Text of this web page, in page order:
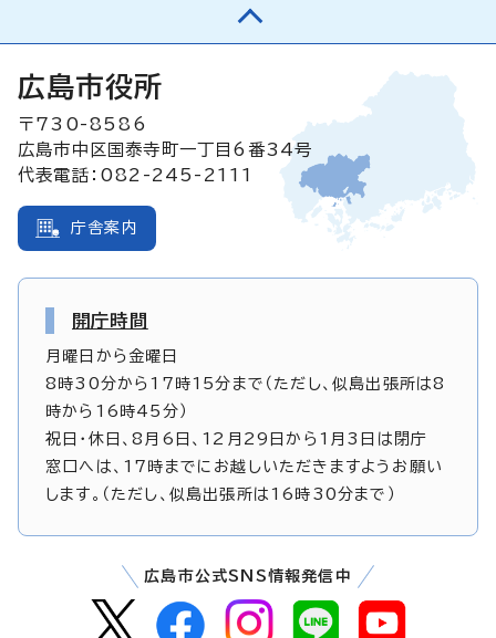
広島市役所
〒730-8586
広島市中区国泰寺町一丁目6番34号
代表電話：082-245-2111
庁舎案内
開庁時間
月曜日から金曜日
8時30分から17時15分まで（ただし、似島出張所は8
時から16時45分）
祝日・休日、8月6日、12月29日から1月3日は閉庁
窓口へは、17時までにお越しいただきますようお願い
します。（ただし、似島出張所は16時30分まで）
広島市公式SNS情報発信中